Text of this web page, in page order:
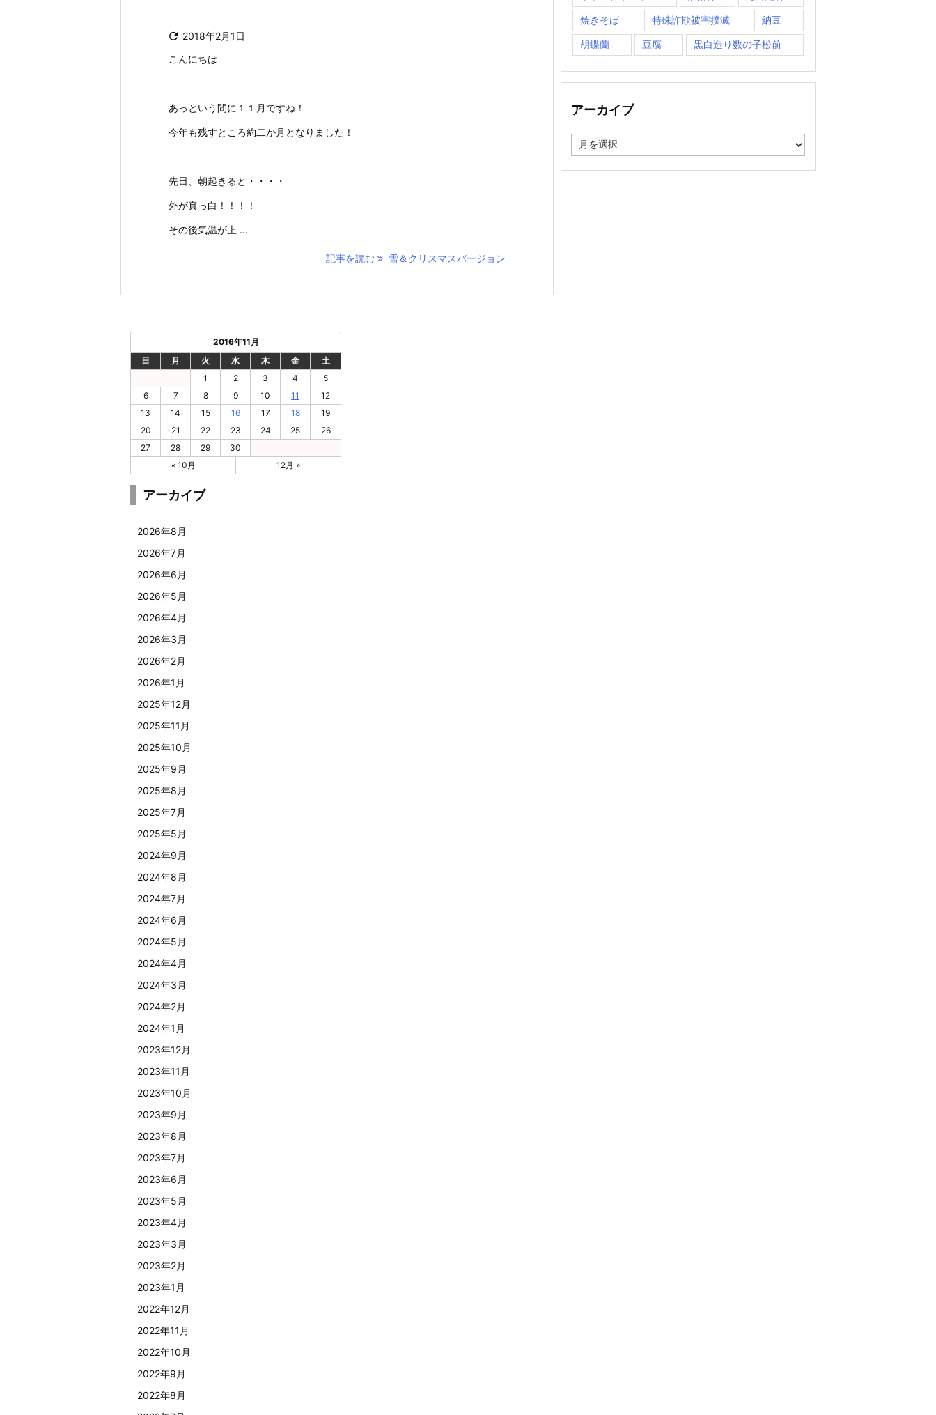
 2018年2月1日
こんにちは
あっという間に１１月ですね！
今年も残すところ約二か月となりました！
先日、朝起きると・・・・
外が真っ白！！！！
その後気温が上 ...
記事を読む 雪＆クリスマスバージョン
焼きそば 特殊詐欺被害撲滅 納豆
胡蝶蘭 豆腐 黒白造り数の子松前
アーカイブ
ー
2016年11月
日
月 火 水 木 金
土
1
2 3 4
5
6
7 8 9 10 11
12
13
14 15 16 17 18
19
20
21 22 23 24 25
26
27
28 29
30
« 10月
12月 »
アーカイブ
2026年8月
2026年7月
2026年6月
2026年5月
2026年4月
2026年3月
2026年2月
2026年1月
2025年12月
2025年11月
2025年10月
2025年9月
2025年8月
2025年7月
2025年5月
2024年9月
2024年8月
2024年7月
2024年6月
2024年5月
2024年4月
2024年3月
2024年2月
2024年1月
2023年12月
2023年11月
2023年10月
2023年9月
2023年8月
2023年7月
2023年6月
2023年5月
2023年4月
2023年3月
2023年2月
2023年1月
2022年12月
2022年11月
2022年10月
2022年9月
2022年8月